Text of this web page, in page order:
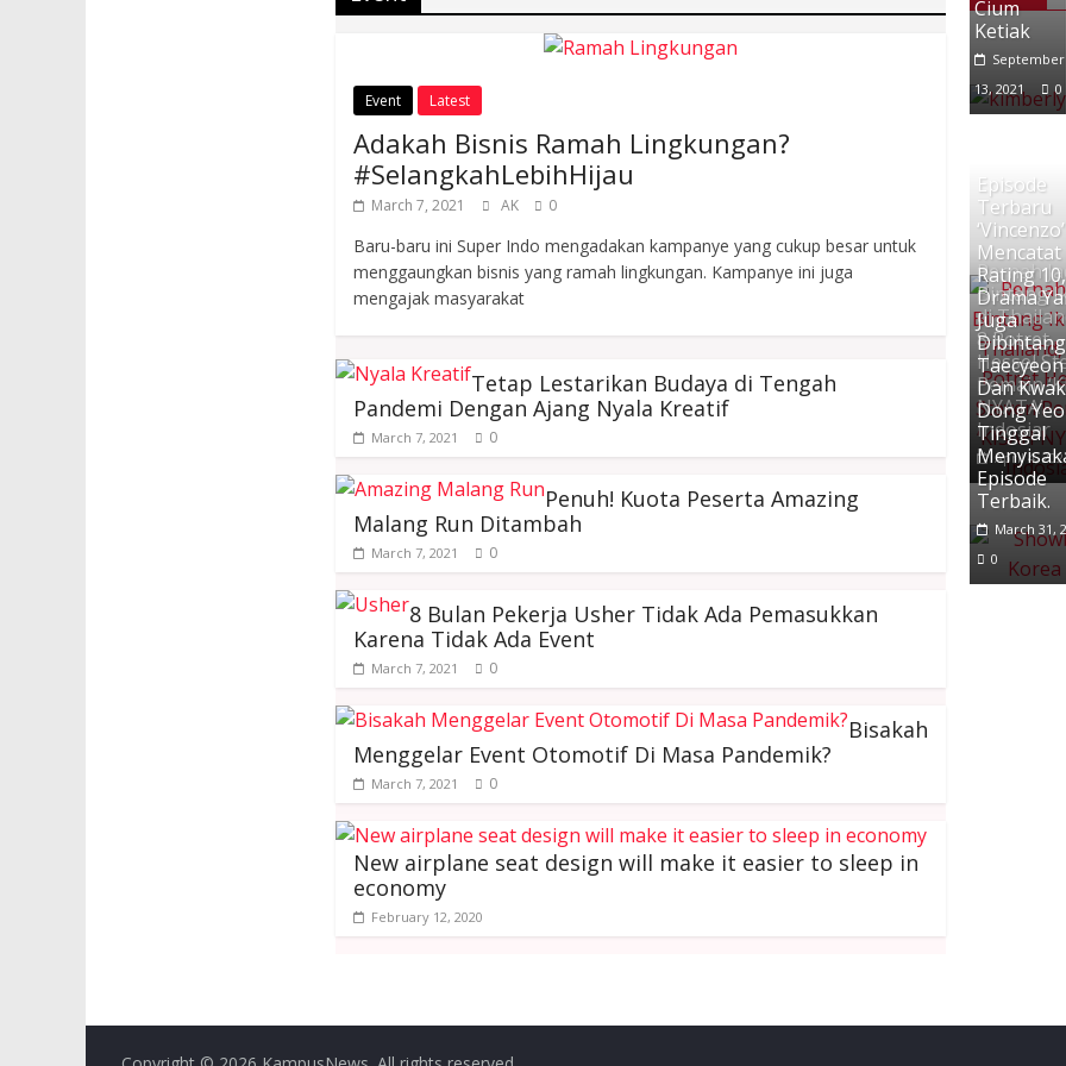
Event Latest
Adakah Bisnis Ramah Lingkungan?
#SelangkahLebihHijau
March 7, 2021 AK 0
Baru-baru ini Super Indo mengadakan kampanye yang cukup besar untuk
menggaungkan bisnis yang ramah lingkungan. Kampanye ini juga
mengajak masyarakat
Tetap Lestarikan Budaya di Tengah
Pandemi Dengan Ajang Nyala Kreatif
March 7, 2021 0
Penuh! Kuota Peserta Amazing
Malang Run Ditambah
March 7, 2021 0
8 Bulan Pekerja Usher Tidak Ada Pemasukkan
Karena Tidak Ada Event
March 7, 2021 0
Bisakah
Menggelar Event Otomotif Di Masa Pandemik?
March 7, 2021 0
New airplane seat design will make it easier to sleep in
economy
February 12, 2020
Cium
Ketiak
September
13, 2021
0
Pernah
Bintang
di
8 Potret
Hessel
Pemain
NYATA’
Indosiar
April 4,
Episode
Terbaru
‘Vincenzo’
Mencatat
Rating
Drama
Juga
Dan Kwak
Dong
Tinggal
Episode
Terbaik.
March 31,
0